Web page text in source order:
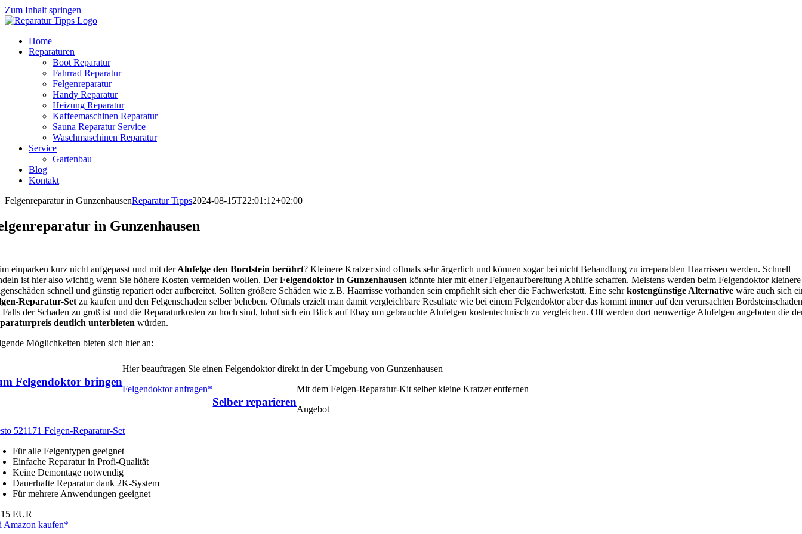
Zum Inhalt springen
Home
Reparaturen
Boot Reparatur
Fahrrad Reparatur
Felgenreparatur
Handy Reparatur
Heizung Reparatur
Kaffeemaschinen Reparatur
Sauna Reparatur Service
Waschmaschinen Reparatur
Service
Gartenbau
Blog
Kontakt
Felgenreparatur in GunzenhausenReparatur Tipps2024-08-15T22:01:12+02:00
in Gunzenhausen
einparken kurz nicht aufgepasst und mit derAlufelge den Bordstein berührt? Kleinere Kratzer sind oftmals sehr ärgerlich und können sogar bei nicht Behandlung zu irreparablen Haarrissen werden. Schnell
ist hier also wichtig wenn Sie höhere Kosten vermeiden wollen. DerFelgendoktor in Gunzenhausen könnte hier mit einer Felgenaufbereitung Abhilfe schaffen. Meistens werden beim Felgendoktor kleinere
schnell und günstig repariert oder aufbereitet. Sollten größere Schäden wie z.B. Haarrisse vorhanden sein empfiehlt sich eher die Fachwerkstatt. Eine sehrkostengünstige Alternative wäre auch sich
Reparatur-Set zu kaufen und den Felgenschaden selber beheben. Oftmals erzielt man damit vergleichbare Resultate wie bei einem Felgendoktor aber das kommt immer auf den verursachten
Falls der Schaden zu groß ist und die Reparaturkosten zu hoch sind, lohnt sich ein Blick auf Ebay um gebrauchte Alufelgen kostentechnisch zu vergleichen. Oft werden dort neuwertige Alufelgen angeboten die
deutlich unterbieten würden.
Möglichkeiten bieten sich hier an:
Felgendoktor bringen
Hier beauftragen Sie einen Felgendoktor direkt in der Umgebung von Gunzenhausen
Felgendoktor anfragen*
Selber reparieren
Mit dem Felgen-Reparatur-Kit selber kleine Kratzer entfernen
Angebot
521171 Felgen-Reparatur-Set
Für alle Felgentypen geeignet
Einfache Reparatur in Profi-Qualität
Keine Demontage notwendig
Dauerhafte Reparatur dank 2K-System
Für mehrere Anwendungen geeignet
EUR
Amazon kaufen*